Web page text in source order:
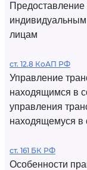
лицам
ст. 12.8 КоАП РФ
Управление
находящимся в
управления
находящемуся в
ст. 161 БК РФ
Особенности